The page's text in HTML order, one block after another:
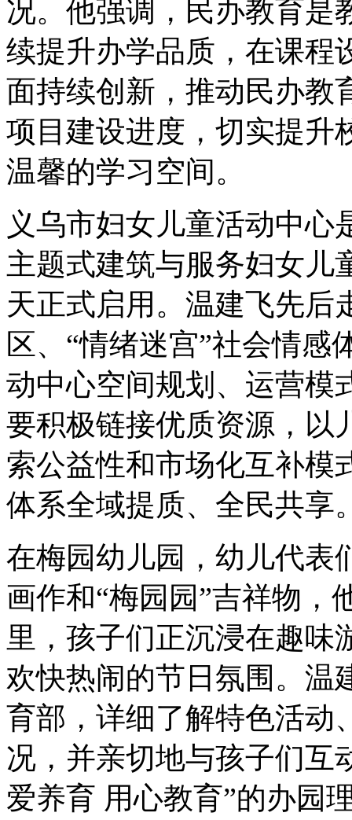
况。他强调，民办教育是
续提升办学品质，在课程
面持续创新，推动民办教
项目建设进度，切实提升
温馨的学习空间。
义乌市妇女儿童活动中心
主题式建筑与服务妇女儿
天正式启用。温建飞先后
区、“情绪迷宫”社会情感
动中心空间规划、运营模
要积极链接优质资源，以
索公益性和市场化互补模
体系全域提质、全民共享
在梅园幼儿园，幼儿代表
画作和“梅园园”吉祥物，
里，孩子们正沉浸在趣味
欢快热闹的节日氛围。温
育部，详细了解特色活动
况，并亲切地与孩子们互
爱养育 用心教育”的办园